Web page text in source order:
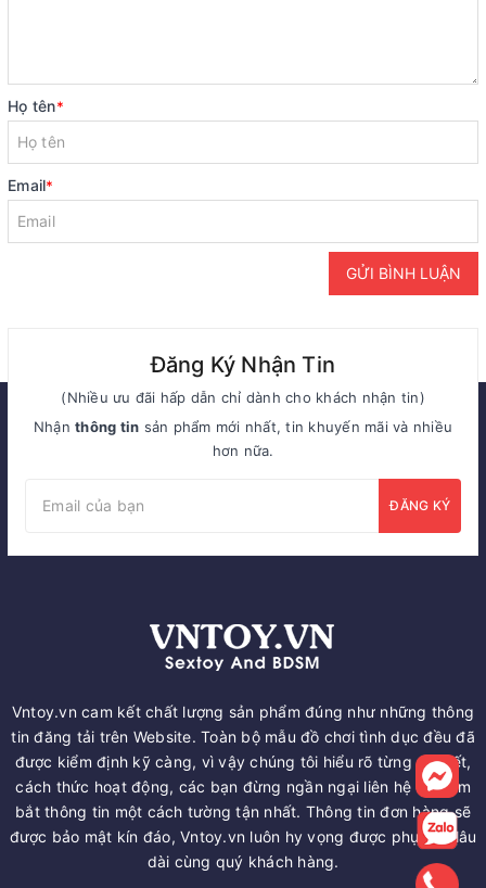
Họ tên*
Email*
GỬI BÌNH LUẬN
Đăng Ký Nhận Tin
(Nhiều ưu đãi hấp dẫn chỉ dành cho khách nhận tin)
Nhậnthông tin sản phẩm mới nhất, tin khuyến mãi và nhiều
hơn nữa.
ĐĂNG KÝ
Vntoy.vn cam kết chất lượng sản phẩm đúng như những thông
tin đăng tải trên Website. Toàn bộ mẫu đồ chơi tình dục đều đã
được kiểm định kỹ càng, vì vậy chúng tôi hiểu rõ từng chi tiết,
cách thức hoạt động, các bạn đừng ngần ngại liên hệ để nắm
bắt thông tin một cách tường tận nhất. Thông tin đơn hàng sẽ
được bảo mật kín đáo, Vntoy.vn luôn hy vọng được phục vụ lâu
dài cùng quý khách hàng.